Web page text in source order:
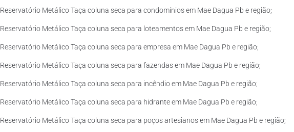
Reservatório Metálico Taça coluna seca para condomínios em Mae Dagua Pb e região;
Reservatório Metálico Taça coluna seca para loteamentos em Mae Dagua Pb e região;
Reservatório Metálico Taça coluna seca para empresa em Mae Dagua Pb e região;
Reservatório Metálico Taça coluna seca para fazendas em Mae Dagua Pb e região;
Reservatório Metálico Taça coluna seca para incêndio em Mae Dagua Pb e região;
Reservatório Metálico Taça coluna seca para hidrante em Mae Dagua Pb e região;
Reservatório Metálico Taça coluna seca para poços artesianos em Mae Dagua Pb e região;